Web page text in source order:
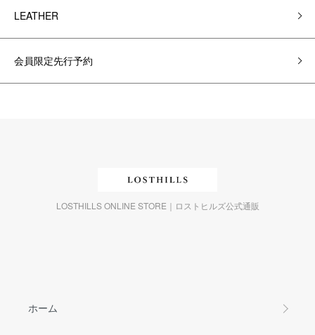
LEATHER
会員限定先行予約
LOSTHILLS ONLINE STORE｜ロストヒルズ公式通販
ホーム